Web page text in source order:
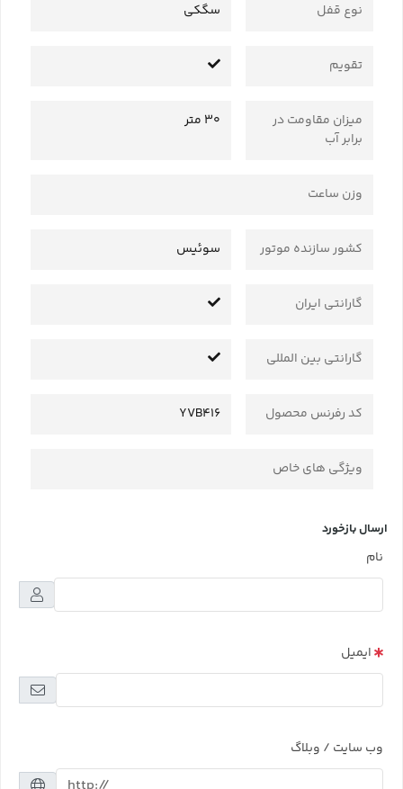
نوع قفل سگکی
تقویم
میزان مقاومت در
برابر آب
30 متر
وزن ساعت
کشور سازنده موتور سوئیس
گارانتی ایران
گارانتی بین المللی
کد رفرنس محصول YVB416
ویژگی های خاص
ارسال بازخورد
نام
ایمیل
وب سایت / وبلاگ